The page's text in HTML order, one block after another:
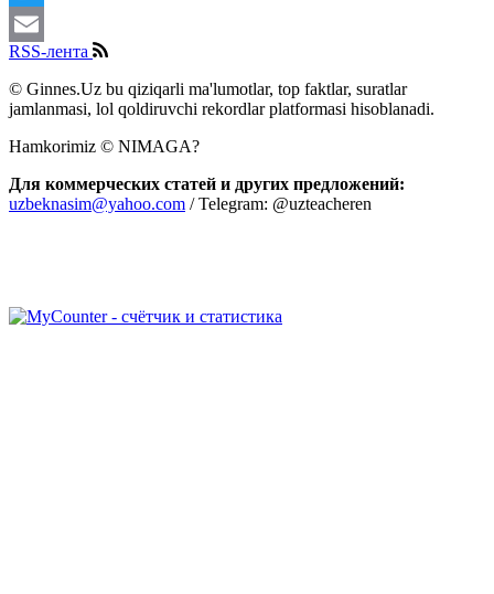
Twitter
Email
RSS-лента
© Ginnes.Uz bu qiziqarli ma'lumotlar, top faktlar, suratlar
jamlanmasi, lol qoldiruvchi rekordlar platformasi hisoblanadi.
Hamkorimiz © NIMAGA?
Для коммерческих статей и других предложений:
uzbeknasim@yahoo.com / Telegram: @uzteacheren